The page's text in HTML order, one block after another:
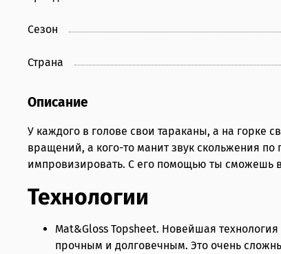
Сезон
Страна
Описание
У каждого в голове свои тараканы, а на горке
вращений, а кого-то манит звук скольжения по
импровизировать. С его помощью ты сможешь
Технологии
Mat&Gloss Topsheet. Новейшая
прочным и долговечным. Это очень